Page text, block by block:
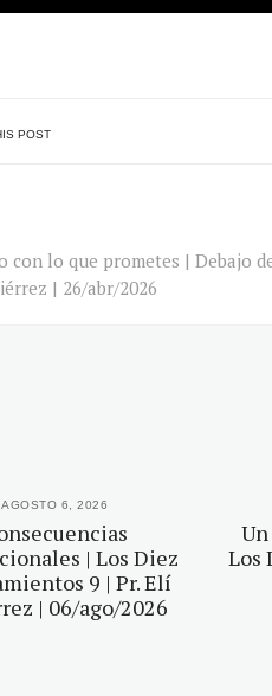
POST
con lo que prometes | Debajo
| 26/abr/2026
AGOSTO 6, 2026
| Los Diez
9 | Pr. Elí
| 06/ago/2026
Los